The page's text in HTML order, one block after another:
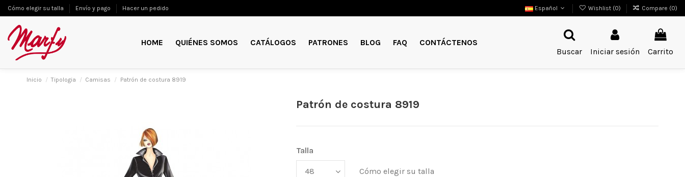
Cómo elegir su talla Envío y pago Hacer un pedido Español Wishlist (0) Compare (0)
HOME QUIÉNES SOMOS CATÁLOGOS PATRONES BLOG FAQ
CONTÁCTENOS
Buscar
Iniciar sesión Carrito
Inicio Tipologia Camisas Patrón de costura 8919
Patrón de costura 8919
Talla
Cómo elegir su talla